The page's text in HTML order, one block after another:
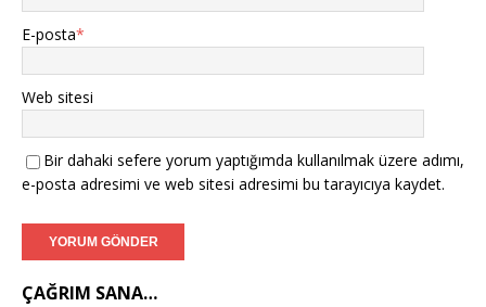
E-posta*
Web sitesi
Bir dahaki sefere yorum yaptığımda kullanılmak üzere adımı,
e-posta adresimi ve web sitesi adresimi bu tarayıcıya kaydet.
ÇAĞRIM SANA…